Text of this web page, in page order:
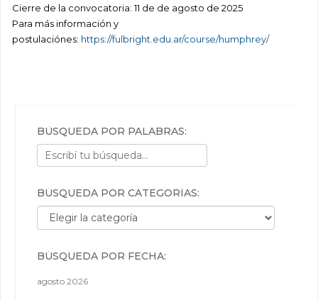
Cierre de la convocatoria: 11 de de agosto de 2025
Para más información y
postulaciónes: https://fulbright.edu.ar/course/humphrey/
BÚSQUEDA POR PALABRAS:
BÚSQUEDA POR CATEGORÍAS:
Búsqueda por categorías:
BÚSQUEDA POR FECHA:
agosto 2026